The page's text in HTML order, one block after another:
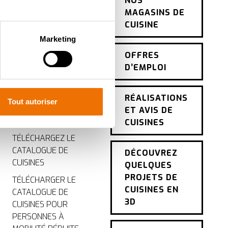
mètres près
sur les cookies.
comme
Marketing
Tout autoriser
GRATUIT EN LIGNE
CONSEILS DE
CUISINE GRATUITS
À DOMICILE
SERVICE APRÈS-
VENTE
TÉLÉCHARGEZ LE
CATALOGUE DE
CUISINES
TÉLÉCHARGER LE
CATALOGUE DE
CUISINES POUR
PERSONNES À
MAGASINS DE
CUISINE
OFFRES
D’EMPLOI
RÉALISATIONS
ET AVIS DE
CUISINES
DÉCOUVREZ
QUELQUES
PROJETS DE
CUISINES EN
3D